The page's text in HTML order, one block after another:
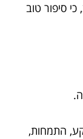
סיפור טוב
התמחות,